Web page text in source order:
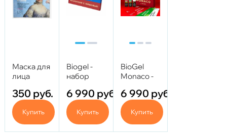
Маска для
лица
Calm &
Glow
350 руб.
Купить
Biogel -
набор
(против
отечности)
6 990 руб.
Купить
BioGel
Monaco -
флакона
6 990 руб.
Купить